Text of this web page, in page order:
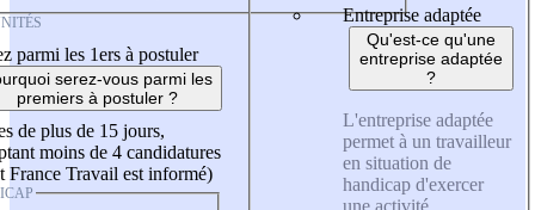
parmi les 1ers à postuler
serez-vous parmi les
premiers à postuler ?
de plus de 15 jours,
moins de 4 candidatures
France Travail est informé)
Entreprise adaptée
Qu'est-ce qu'une
entreprise adaptée
?
L'entreprise adaptée
permet à un travailleur
en situation de
handicap d'exercer
une activité